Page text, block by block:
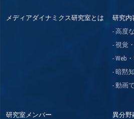
メディアダイナミクス研究室とは
研究内
高度
視覚
Web
暗黙
動画
研究室メンバー
異分野